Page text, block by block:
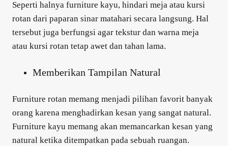
Seperti halnya furniture kayu, hindari meja atau kursi
rotan dari paparan sinar matahari secara langsung. Hal
tersebut juga berfungsi agar tekstur dan warna meja
atau kursi rotan tetap awet dan tahan lama.
Memberikan Tampilan Natural
Furniture rotan memang menjadi pilihan favorit banyak
orang karena menghadirkan kesan yang sangat natural.
Furniture kayu memang akan memancarkan kesan yang
natural ketika ditempatkan pada sebuah ruangan.